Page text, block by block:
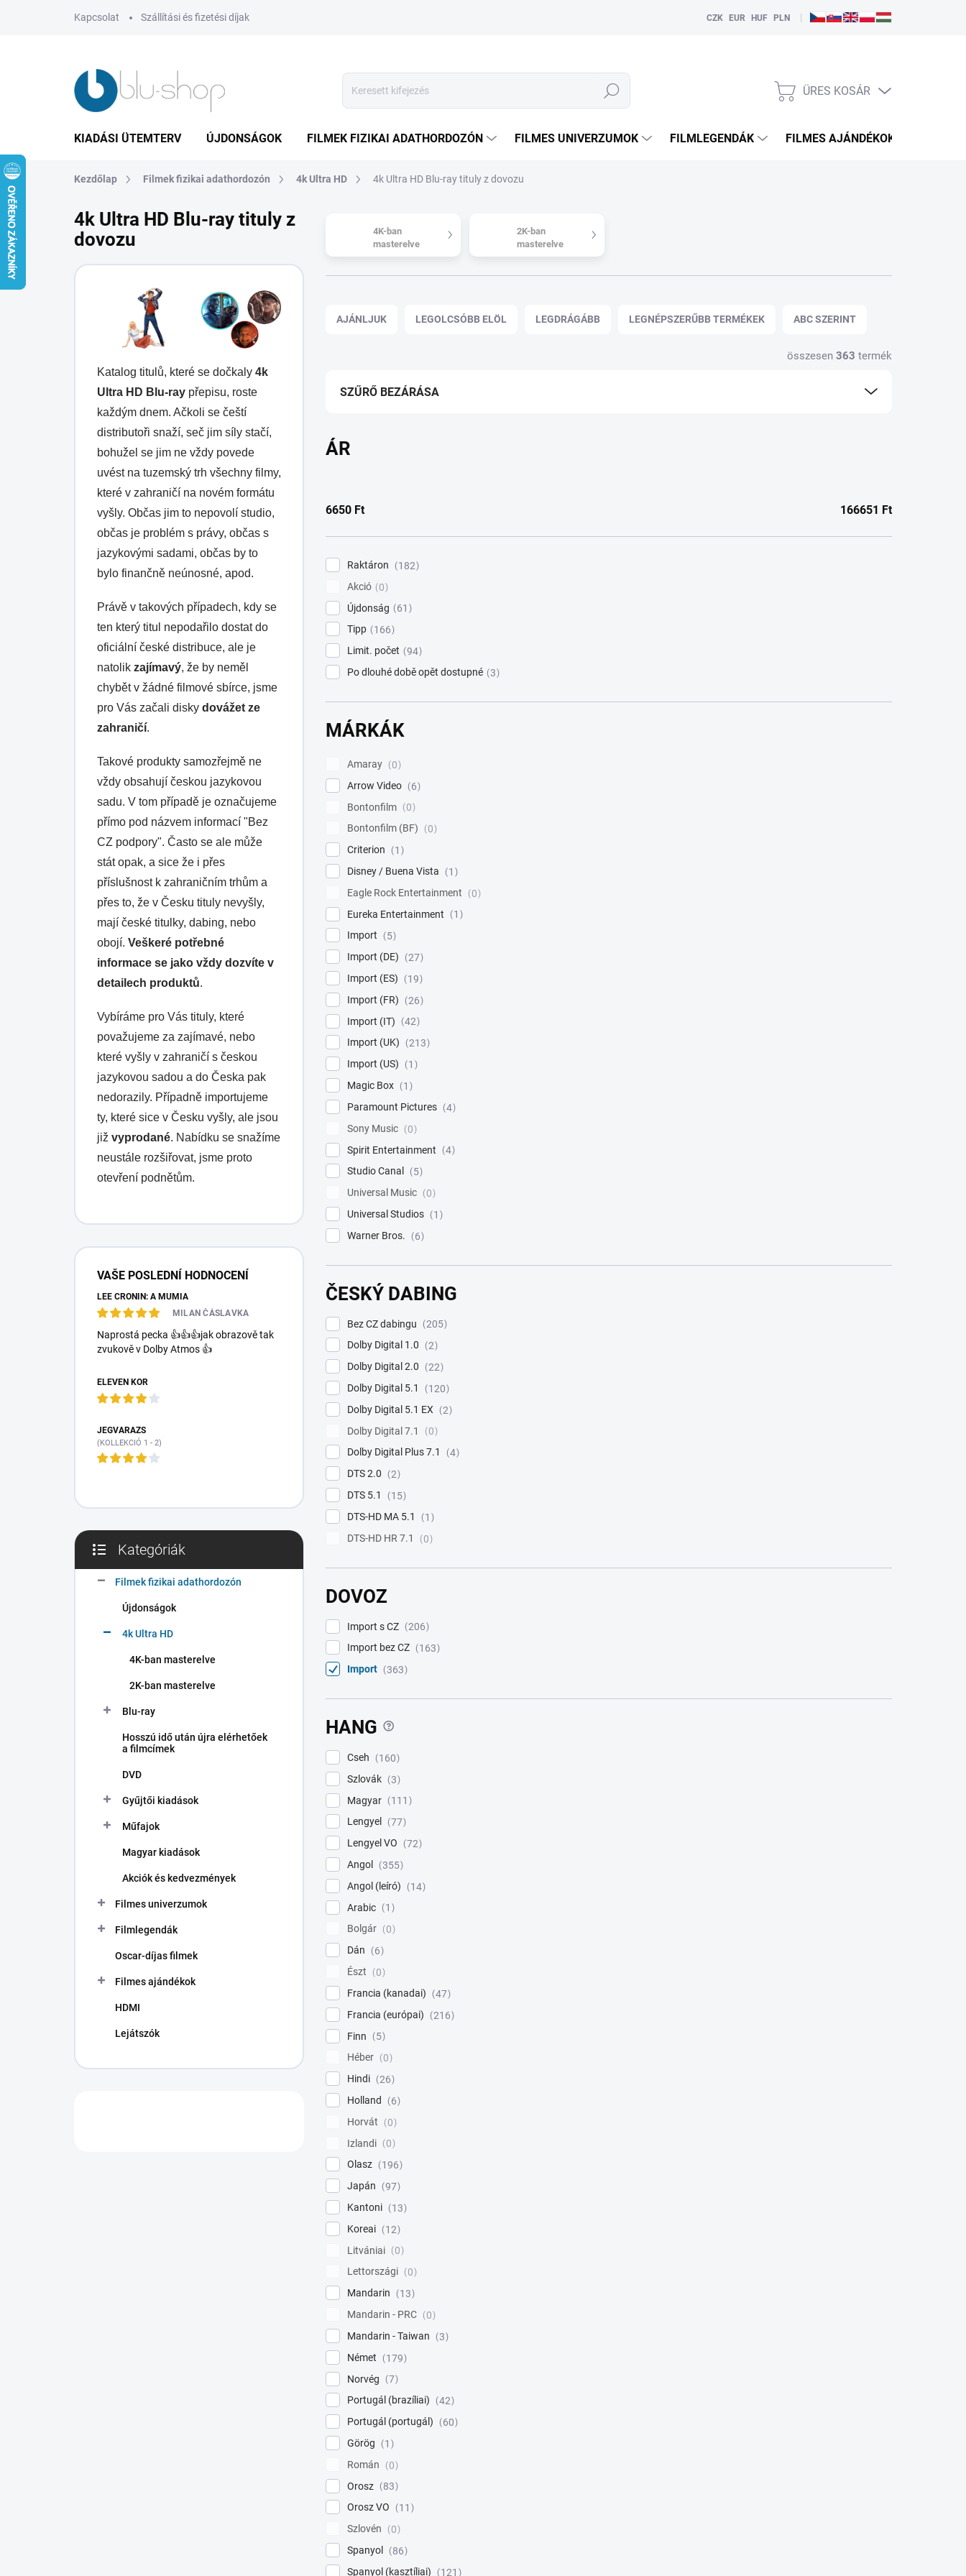
Kapcsolat Szállítási és fizetési díjak CZK EUR HUF PLN |
Keresés KOSÁR
ÜRES KOSÁR
KIADÁSI ÜTEMTERV ÚJDONSÁGOK FILMEK FIZIKAI ADATHORDOZÓN FILMES UNIVERZUMOK FILMLEGENDÁK FILMES AJÁNDÉKOK
Kezdőlap Filmek fizikai adathordozón 4k Ultra HD 4k Ultra HD Blu-ray tituly z dovozu
4k Ultra HD Blu-ray tituly z
dovozu
Katalog titulů, které se dočkaly 4k
Ultra HD Blu-ray přepisu, roste
každým dnem. Ačkoli se čeští
distributoři snaží, seč jim síly stačí,
bohužel se jim ne vždy povede
uvést na tuzemský trh všechny filmy,
které v zahraničí na novém formátu
vyšly. Občas jim to nepovolí studio,
občas je problém s právy, občas s
jazykovými sadami, občas by to
bylo finančně neúnosné, apod.
Právě v takových případech, kdy se
ten který titul nepodařilo dostat do
oficiální české distribuce, ale je
natolik zajímavý, že by neměl
chybět v žádné filmové sbírce, jsme
pro Vás začali disky dovážet ze
zahraničí.
Takové produkty samozřejmě ne
vždy obsahují českou jazykovou
sadu. V tom případě je označujeme
přímo pod názvem informací "Bez
CZ podpory". Často se ale může
stát opak, a sice že i přes
příslušnost k zahraničním trhům a
přes to, že v Česku tituly nevyšly,
mají české titulky, dabing, nebo
obojí. Veškeré potřebné
informace se jako vždy dozvíte v
detailech produktů.
Vybíráme pro Vás tituly, které
považujeme za zajímavé, nebo
které vyšly v zahraničí s českou
jazykovou sadou a do Česka pak
nedorazily. Případně importujeme
ty, které sice v Česku vyšly, ale jsou
již vyprodané. Nabídku se snažíme
neustále rozšiřovat, jsme proto
otevření podnětům.
O
VAŠE POSLEDNÍ HODNOCENÍ
LEE CRONIN: A MÚMIA
MILAN ČÁSLAVKA
Naprostá pecka 👍👍👍jak obrazově tak
zvukově v Dolby Atmos 👍
ELEVEN KÓR
JÉGVARÁZS
(KOLLEKCIÓ 1 - 2)
átugrása
Kategóriák
Filmek fizikai adathordozón
Újdonságok
4k Ultra HD
4K-ban masterelve
2K-ban masterelve
Blu-ray
Hosszú idő után újra elérhetőek
a filmcímek
DVD
Gyűjtői kiadások
Műfajok
Magyar kiadások
Akciók és kedvezmények
Filmes univerzumok
Filmlegendák
Oscar-díjas filmek
Filmes ajándékok
HDMI
Lejátszók
4K-ban
masterelve
2K-ban
masterelve
e
n
z
é
s
AJÁNLJUK LEGOLCSÓBB ELÖL LEGDRÁGÁBB LEGNÉPSZERŰBB TERMÉKEK ABC SZERINT
összesen 363 termék
SZŰRŐ BEZÁRÁSA
ÁR
6650 Ft 166651 Ft
Raktáron
182
Akció
0
Újdonság
61
Tipp
166
Limit. počet
94
Po dlouhé době opět dostupné
3
MÁRKÁK
Amaray
0
Arrow Video
6
Bontonfilm
0
Bontonfilm (BF)
0
Criterion
1
Disney / Buena Vista
1
Eagle Rock Entertainment
0
Eureka Entertainment
1
Import
5
Import (DE)
27
Import (ES)
19
Import (FR)
26
Import (IT)
42
Import (UK)
213
Import (US)
1
Magic Box
1
Paramount Pictures
4
Sony Music
0
Spirit Entertainment
4
Studio Canal
5
Universal Music
0
Universal Studios
1
Warner Bros.
6
ČESKÝ DABING
Bez CZ dabingu
205
Dolby Digital 1.0
2
Dolby Digital 2.0
22
Dolby Digital 5.1
120
Dolby Digital 5.1 EX
2
Dolby Digital 7.1
0
Dolby Digital Plus 7.1
4
DTS 2.0
2
DTS 5.1
15
DTS-HD MA 5.1
1
DTS-HD HR 7.1
0
DOVOZ
Import s CZ
206
Import bez CZ
163
Import
363
HANG ?
Cseh
160
Szlovák
3
Magyar
111
Lengyel
77
Lengyel VO
72
Angol
355
Angol (leíró)
14
Arabic
1
Bolgár
0
Dán
6
Észt
0
Francia (kanadai)
47
Francia (európai)
216
Finn
5
Héber
0
Hindi
26
Holland
6
Horvát
0
Izlandi
0
Olasz
196
Japán
97
Kantoni
13
Koreai
12
Litvániai
0
Lettországi
0
Mandarin
13
Mandarin - PRC
0
Mandarin - Taiwan
3
Német
179
Norvég
7
Portugál (brazíliai)
42
Portugál (portugál)
60
Görög
1
Román
0
Orosz
83
Orosz VO
11
Szlovén
0
Spanyol
86
Spanyol (kasztíliai)
121